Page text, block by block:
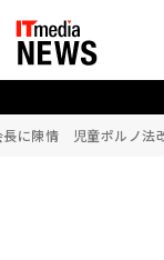
長に陳情 児童ポルノ法